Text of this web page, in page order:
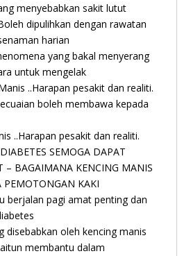
menyebabkan sakit lutut
dipulihkan dengan rawatan
harian
yang bakal menyerang
untuk mengelak
..Harapan pesakit dan realiti.
boleh membawa kepada
..Harapan pesakit dan realiti.
SEMOGA DAPAT
– BAGAIMANA KENCING MANIS
PEMOTONGAN KAKI
berjalan pagi amat penting dan
disebabkan oleh kencing manis
membantu dalam